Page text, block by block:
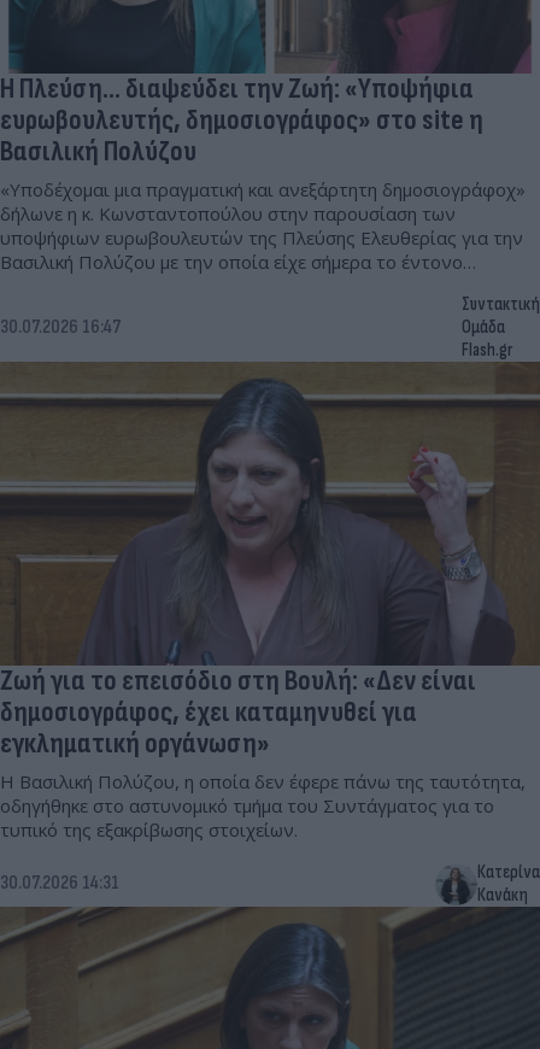
Η Πλεύση... διαψεύδει την Ζωή: «Υποψήφια
ευρωβουλευτής, δημοσιογράφος» στο site η
Βασιλική Πολύζου
«Υποδέχομαι μια πραγματική και ανεξάρτητη δημοσιογράφοχ»
δήλωνε η κ. Κωνσταντοπούλου στην παρουσίαση των
υποψήφιων ευρωβουλευτών της Πλεύσης Ελευθερίας για την
Βασιλική Πολύζου με την οποία είχε σήμερα το έντονο
30.07.2026 16:47
Συντακτική
Ομάδα
Flash.gr
Ζωή για το επεισόδιο στη Βουλή: «Δεν είναι
δημοσιογράφος, έχει καταμηνυθεί για
εγκληματική οργάνωση»
Η Βασιλική Πολύζου, η οποία δεν έφερε πάνω της ταυτότητα,
οδηγήθηκε στο αστυνομικό τμήμα του Συντάγματος για το
τυπικό της εξακρίβωσης στοιχείων.
30.07.2026 14:31
Κατερίνα
Κανάκη